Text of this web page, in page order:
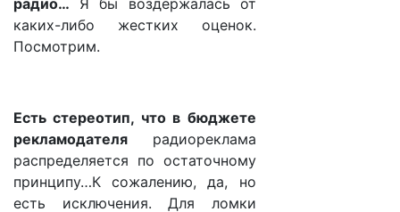
радио… Я бы воздержалась от
каких-либо жестких оценок.
Посмотрим.
Есть стереотип, что в бюджете
рекламодателя радиореклама
распределяется по остаточному
принципу…К сожалению, да, но
есть исключения. Для ломки